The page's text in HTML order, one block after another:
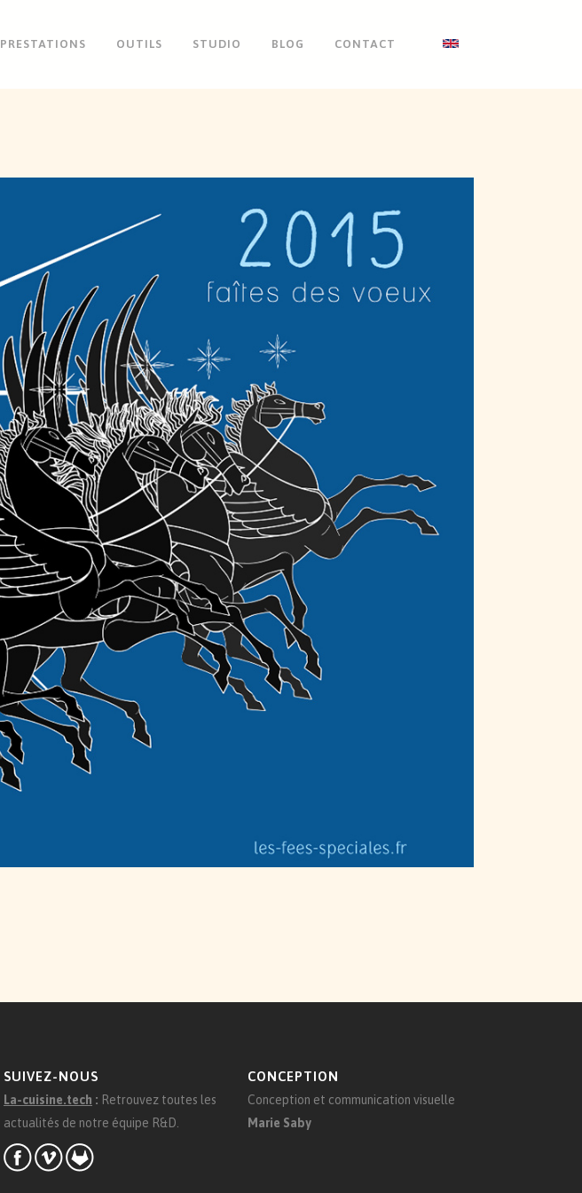
PRESTATIONS OUTILS STUDIO BLOG CONTACT
SUIVEZ-NOUS
La-cuisine.tech : Retrouvez toutes les
actualités de notre équipe R&D.
CONCEPTION
Conception et communication visuelle
Marie Saby